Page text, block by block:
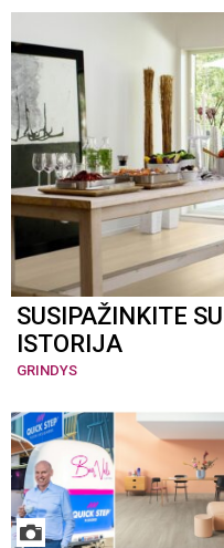
SUSIPAŽINKITE
ISTORIJA
GRINDYS